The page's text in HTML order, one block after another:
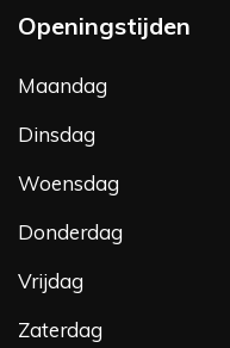
b
k
a
g
Openingstijden
Maandag
Dinsdag
Woensdag
Donderdag
Vrijdag
Zaterdag